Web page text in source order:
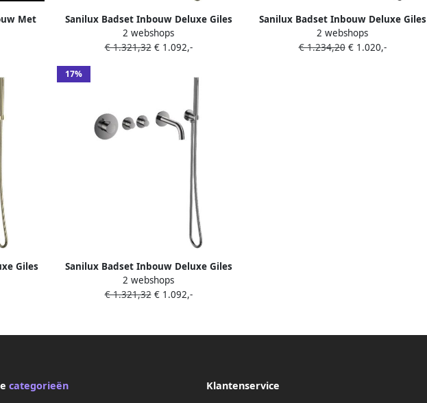
Met
Sanilux Badset Inbouw Deluxe Giles
Met Box Thermostaat Geribbelde Knop
Goud Geborsteld
2 webshops
€ 1.321,32€ 1.092,-
Sanilux Badset Inbouw Deluxe Giles
Met Box Thermostaat Mat Zwart
2 webshops
€ 1.234,20€ 1.020,-
Giles
17%
Sanilux Badset Inbouw Deluxe Giles
Met Box Thermostaat Geribbelde Knop
Gunmetal
2 webshops
€ 1.321,32€ 1.092,-
categorieën Klantenservice